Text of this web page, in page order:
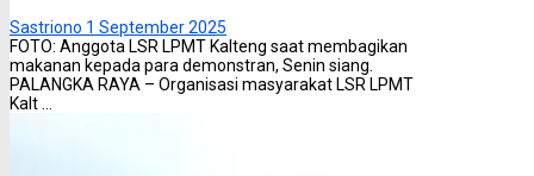
Sastriono 1 September 2025
FOTO: Anggota LSR LPMT Kalteng saat membagikan
makanan kepada para demonstran, Senin siang.
PALANGKA RAYA – Organisasi masyarakat LSR LPMT
Kalt ...